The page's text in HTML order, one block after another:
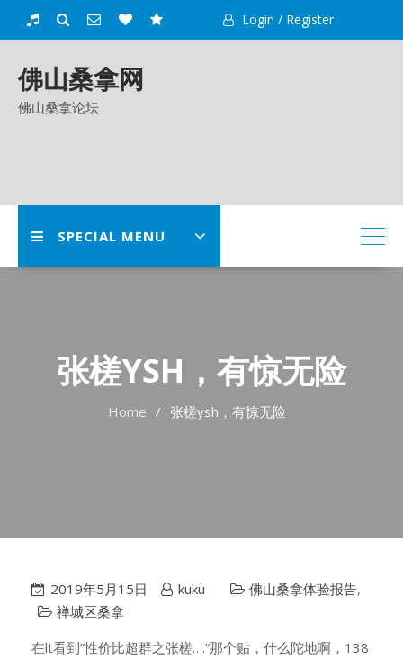
Login / Register
佛山桑拿网
佛山桑拿论坛
SPECIAL MENU
张槎YSH，有惊无险
Home 张槎ysh，有惊无险
2019年5月15日 kuku 佛山桑拿体验报告,
禅城区桑拿
在lt看到”性价比超群之张槎….“那个贴，什么陀地啊，138